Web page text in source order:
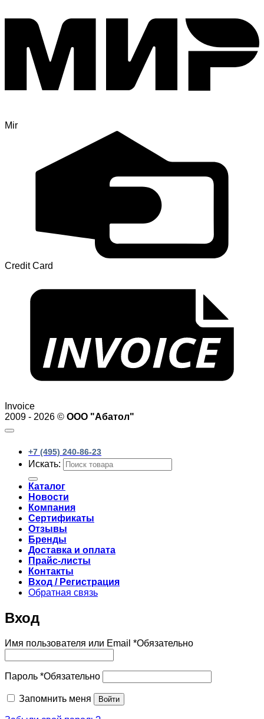
Mir
Credit Card
Invoice
2009 - 2026 © ООО "Абатол"
+7 (495) 240-86-23
Искать:
Каталог
Новости
Компания
Сертификаты
Отзывы
Бренды
Доставка и оплата
Прайс-листы
Контакты
Вход / Регистрация
Обратная связь
Вход
Имя пользователя или Email *Обязательно
Пароль *Обязательно
Запомнить меня Войти